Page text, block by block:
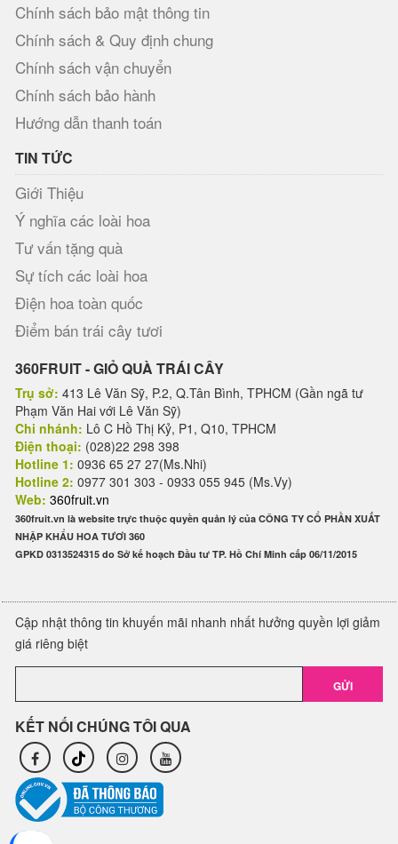
Chính sách bảo mật thông tin
Chính sách & Quy định chung
Chính sách vận chuyển
Chính sách bảo hành
Hướng dẫn thanh toán
TIN TỨC
Giới Thiệu
Ý nghĩa các loài hoa
Tư vấn tặng quà
Sự tích các loài hoa
Điện hoa toàn quốc
Điểm bán trái cây tươi
360FRUIT - GIỎ QUÀ TRÁI CÂY
Trụ sở: 413 Lê Văn Sỹ, P.2, Q.Tân Bình, TPHCM (Gần ngã tư
Phạm Văn Hai với Lê Văn Sỹ)
Chi nhánh: Lô C Hồ Thị Kỷ, P1, Q10, TPHCM
Điện thoại: (028)22 298 398
Hotline 1: 0936 65 27 27(Ms.Nhi)
Hotline 2: 0977 301 303 - 0933 055 945 (Ms.Vy)
Web: 360fruit.vn
360fruit.vn là website trực thuộc quyền quản lý của CÔNG TY CỔ PHẦN XUẤT
NHẬP KHẨU HOA TƯƠI 360
GPKD 0313524315 do Sở kế hoạch Đầu tư TP. Hồ Chí Minh cấp 06/11/2015
Cập nhật thông tin khuyến mãi nhanh nhất hưởng quyền lợi giảm
giá riêng biệt
GỬI
KẾT NỐI CHÚNG TÔI QUA